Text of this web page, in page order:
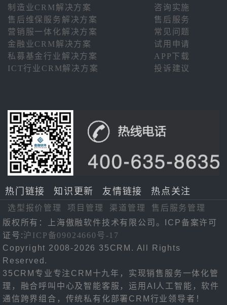
制造业CRM解决方案
咨询实施
售后维保服务解决方案
售后服务
营销服一体化解决方案
常见问题
金融业CRM解决方案
试用申请
私募基金行业解决方案
APP下载
ICT行业CRM解决方案
投诉建议
热门链接 知识更新 友情链接 热点关注
选型报价管理 项目管理 渠道管理
售后服务管理
版权所有：上海傲融软件技术有限公司。ICP备案许可
证号:沪ICP备09024660号-17
Copyright 2008-2026 35CRM. All Rights
Reserved.
35CRM专业专注CRM十九年，实现销售服务一体化管
理，融合呼叫中心及智能客服，运用AI人工智能，软件
通信跨界组合，传统私有化部署CRM行业领导者！